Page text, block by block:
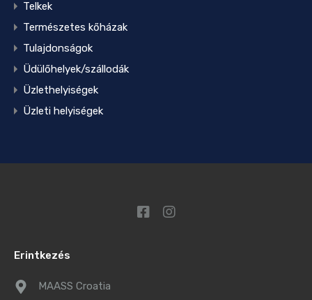
Telkek
Természetes kőházak
Tulajdonságok
Üdülőhelyek/szállodák
Üzlethelyiségek
Üzleti helyiségek
Erintkezés
MAASS Croatia